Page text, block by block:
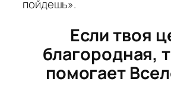
пойдешь».
Если твоя
благородная,
помогает